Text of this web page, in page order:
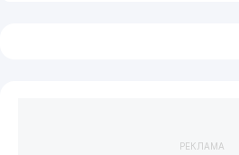
РЕКЛАМА